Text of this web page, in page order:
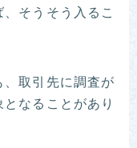
そうそう入るこ
取引先に調査が
なることがあり